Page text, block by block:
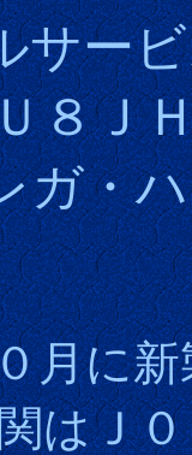
サー
８Ｊ
・
に新
はＪ